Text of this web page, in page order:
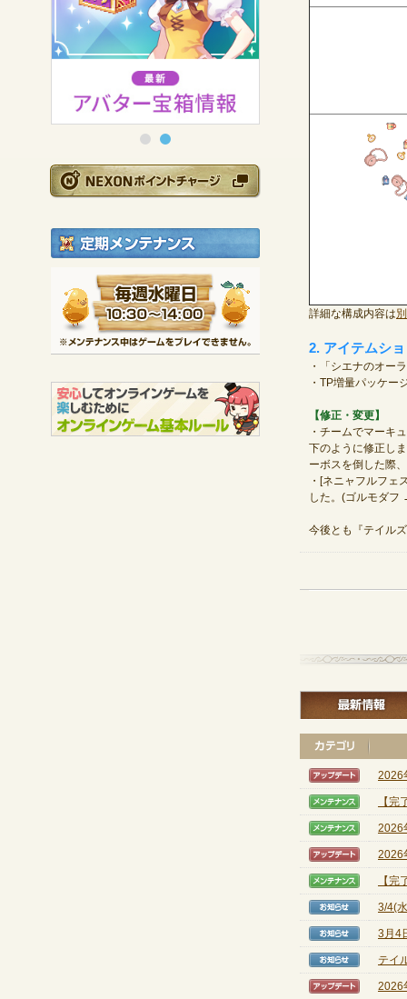
NEXONポイントチ
詳細な構成内容は
2. アイテムシ
・「シエナのオー
・TP増量パッケー
【修正・変更】
・チームでマーキ
下のように修正し
ーボスを倒した際
・[ネニャフルフェ
した。(ゴルモダ
今後とも『テイル
【ア
2026
【メ
【
【メ
2026
【ア
2026
【メ
【
【お
3/4(
【お
3月4
【お
テイ
【ア
2026